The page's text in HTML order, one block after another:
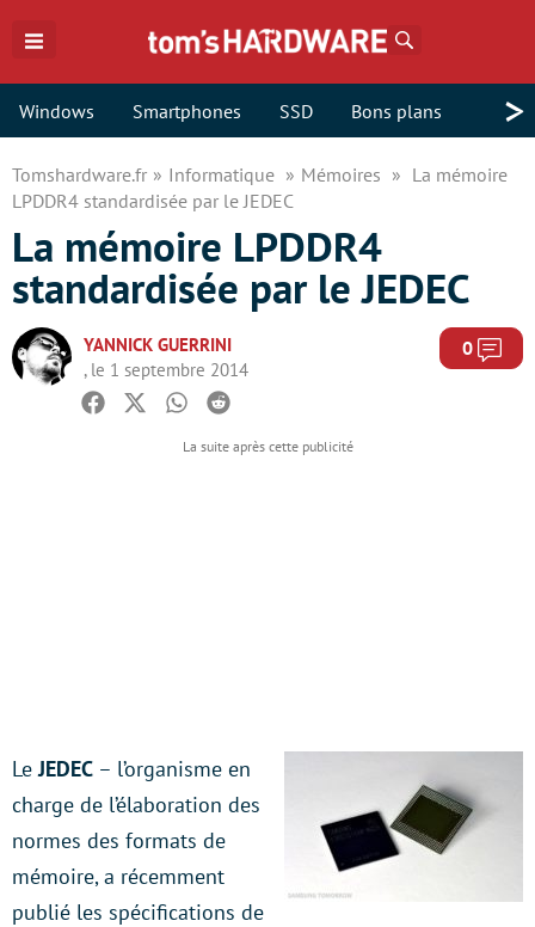
Windows Smartphones SSD Bons plans >
Tomshardware.fr Informatique Mémoires
La mémoire
LPDDR4 standardisée par le JEDEC
La mémoire LPDDR4
standardisée par le JEDEC
YANNICK GUERRINI
, le 1 septembre 2014
0
Facebook
TwitterWhatsapp
Reddit
LeJEDEC – l’organisme en
charge de l’élaboration des
normes des formats de
mémoire, a récemment
publié les spécifications de